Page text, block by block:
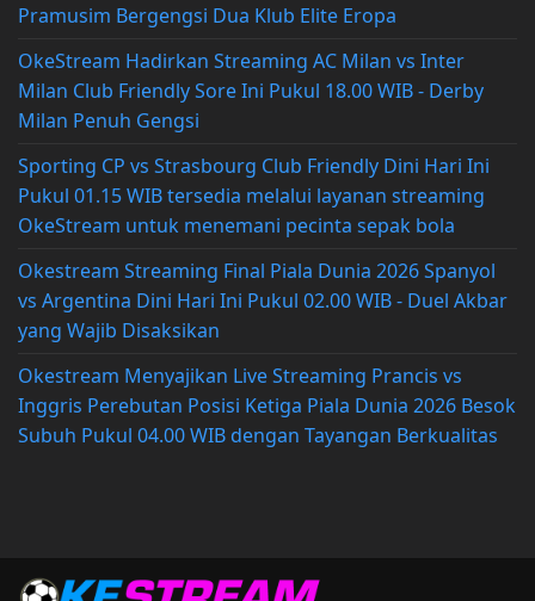
Pramusim Bergengsi Dua Klub Elite Eropa
OkeStream Hadirkan Streaming AC Milan vs Inter
Milan Club Friendly Sore Ini Pukul 18.00 WIB - Derby
Milan Penuh Gengsi
Sporting CP vs Strasbourg Club Friendly Dini Hari Ini
Pukul 01.15 WIB tersedia melalui layanan streaming
OkeStream untuk menemani pecinta sepak bola
Okestream Streaming Final Piala Dunia 2026 Spanyol
vs Argentina Dini Hari Ini Pukul 02.00 WIB - Duel Akbar
yang Wajib Disaksikan
Okestream Menyajikan Live Streaming Prancis vs
Inggris Perebutan Posisi Ketiga Piala Dunia 2026 Besok
Subuh Pukul 04.00 WIB dengan Tayangan Berkualitas